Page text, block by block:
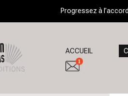
Progressez à
L'Accordéon
➽ Profitez de conseils pour
ACCUEIL